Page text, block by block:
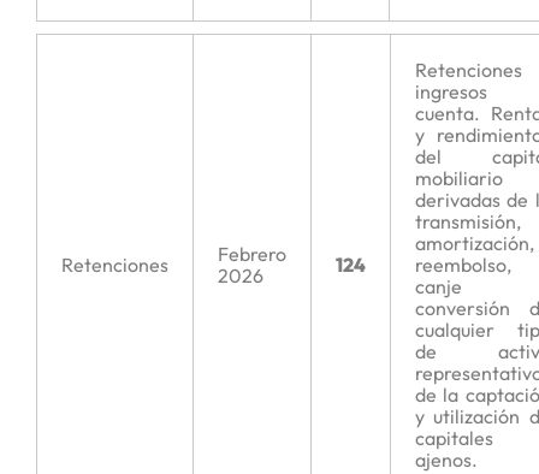
Retenciones
Febrero
2026
124
Retenciones
ingresos
cuenta.
y
del
mobiliario
derivadas de
transmisión,
amortización,
reembolso,
canje
conversión
cualquier
de
de la
y utilización
capitales
ajenos.